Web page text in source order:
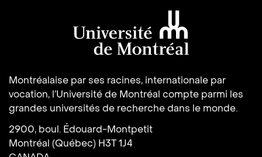
Montréalaise par ses racines, internationale par
vocation, l’Université de Montréal compte parmi les
grandes universités de recherche dans le monde.
2900, boul. Édouard-Montpetit
Montréal (Québec) H3T 1J4